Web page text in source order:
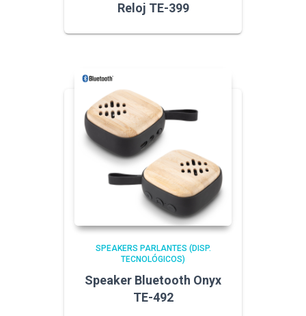
Reloj TE-399
SPEAKERS PARLANTES (DISP.
TECNOLÓGICOS)
Speaker Bluetooth Onyx
TE-492